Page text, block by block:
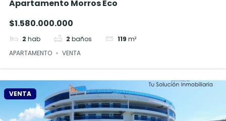
Apartamento Morros Eco
$1.580.000.000
2 hab 2 baños 119 m²
APARTAMENTO
VENTA
VENTA